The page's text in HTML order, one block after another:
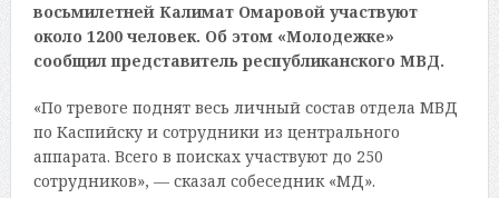
восьмилетней Калимат Омаровой участвуют
около 1200 человек. Об этом «Молодежке»
сообщил представитель республиканского МВД.
«По тревоге поднят весь личный состав отдела МВД
по Каспийску и сотрудники из центрального
аппарата. Всего в поисках участвуют до 250
сотрудников», — сказал собеседник «МД».